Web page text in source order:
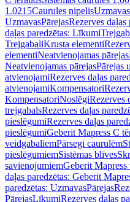
1.0215Caurules nipelisUzmavas
UzmavasPārejasRezerves daļas
daļas paredzētas: Līkumi
TrejgabaliKrusta elementi
elementiNeatvienojamas pārejas
Neatvienojamas pārejasPārejas
atvienojamiRezerves daļas
atvienojamiKompensatori
KompensatoriNoslēgiRezerves
trejgabalsRezerves daļas
pieslēgumiRezerves daļas
pieslēgumiGeberit Mapress C
veidgabaliemPārsegi caurulēm
pieslēgumiemSistēmas blīves
savienojumiemGeberit Mapress
daļas paredzētas: Geberit
paredzētas: UzmavasPārejas
PārejasLīkumiRezerves daļas